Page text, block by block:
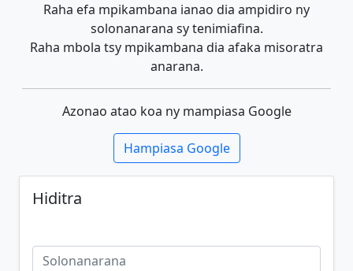
Raha efa mpikambana ianao dia ampidiro ny
solonanarana sy tenimiafina.
Raha mbola tsy mpikambana dia afaka misoratra
anarana.
Azonao atao koa ny mampiasa Google
Hampiasa Google
Hiditra